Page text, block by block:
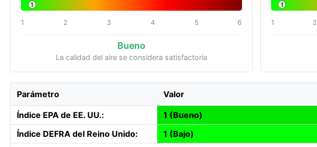
1
1 2 3 4 5 6
Bueno
La calidad del aire se considera satisfactoria
1
1 3
Parámetro Valor
Índice EPA de EE. UU.:
1 (Bueno)
Índice DEFRA del Reino Unido:
1 (Bajo)